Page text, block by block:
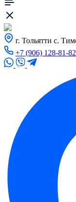
г. Тольятти с.
+7 (906) 128-81-82